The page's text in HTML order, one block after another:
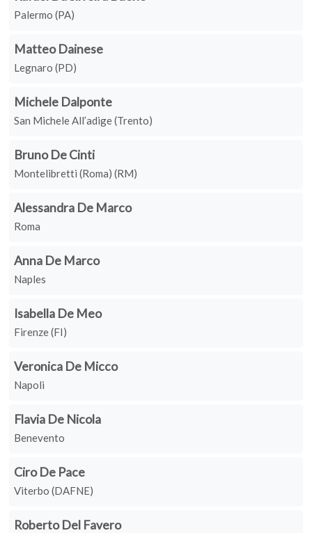
Palermo (PA)
Matteo Dainese
Legnaro (PD)
Michele Dalponte
San Michele All’adige (Trento)
Bruno De Cinti
Montelibretti (Roma) (RM)
Alessandra De Marco
Roma
Anna De Marco
Naples
Isabella De Meo
Firenze (FI)
Veronica De Micco
Napoli
Flavia De Nicola
Benevento
Ciro De Pace
Viterbo (DAFNE)
Roberto Del Favero